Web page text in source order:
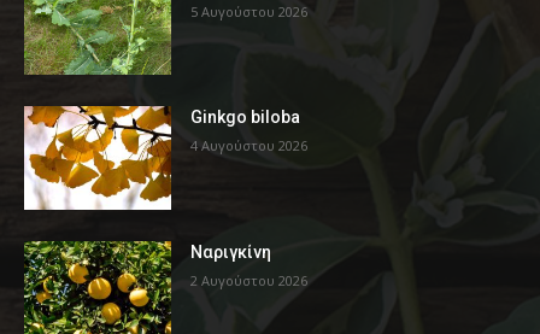
5 Αυγούστου 2026
Ginkgo biloba
4 Αυγούστου 2026
Ναριγκίνη
2 Αυγούστου 2026